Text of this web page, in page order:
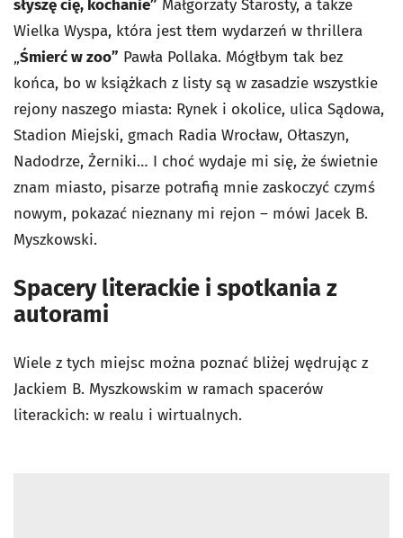
słyszę cię, kochanie” Małgorzaty Starosty, a także
Wielka Wyspa, która jest tłem wydarzeń w thrillera
„Śmierć w zoo” Pawła Pollaka. Mógłbym tak bez
końca, bo w książkach z listy są w zasadzie wszystkie
rejony naszego miasta: Rynek i okolice, ulica Sądowa,
Stadion Miejski, gmach Radia Wrocław, Ołtaszyn,
Nadodrze, Żerniki… I choć wydaje mi się, że świetnie
znam miasto, pisarze potrafią mnie zaskoczyć czymś
nowym, pokazać nieznany mi rejon – mówi Jacek B.
Myszkowski.
Spacery literackie i spotkania z
autorami
Wiele z tych miejsc można poznać bliżej wędrując z
Jackiem B. Myszkowskim w ramach spacerów
literackich: w realu i wirtualnych.